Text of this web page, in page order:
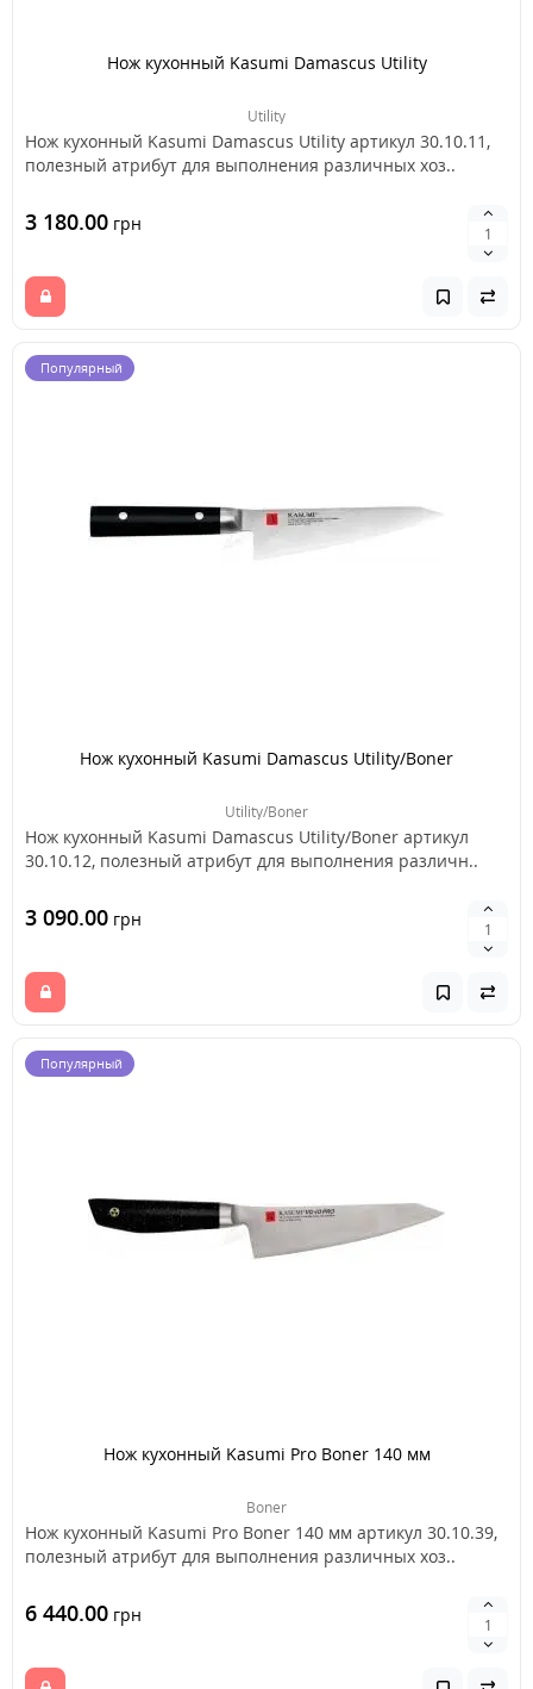
Нож кухонный Kasumi Damascus Utility
Utility
Нож кухонный Kasumi Damascus Utility артикул 30.10.11,
полезный атрибут для выполнения различных хоз..
3 180.00 грн
Популярный
Нож кухонный Kasumi Damascus Utility/Boner
Utility/Boner
Нож кухонный Kasumi Damascus Utility/Boner артикул
30.10.12, полезный атрибут для выполнения различн..
3 090.00 грн
Популярный
Нож кухонный Kasumi Pro Boner 140 мм
Boner
Нож кухонный Kasumi Pro Boner 140 мм артикул 30.10.39,
полезный атрибут для выполнения различных хоз..
6 440.00 грн